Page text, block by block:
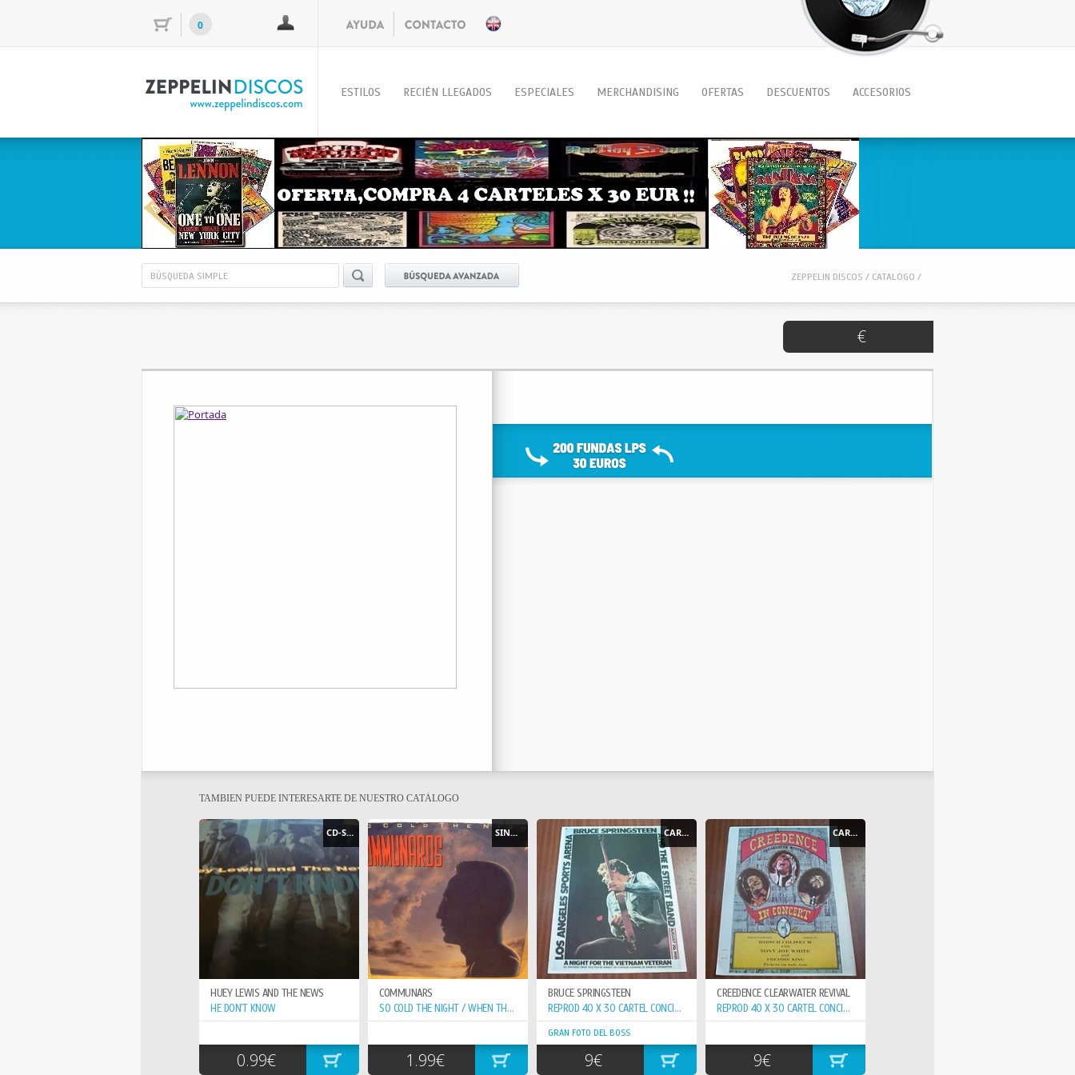
0
ESTILOS RECIÉN LLEGADOS ESPECIALES MERCHANDISING OFERTAS DESCUENTOS ACCESORIOS
ZEPPELIN DISCOS / CATALOGO /
€
TAMBIEN PUEDE INTERESARTE DE NUESTRO CATÁLOGO
CD-SINGLE
HUEY LEWIS AND THE NEWS
HE DON`T KNOW
0.99€
SINGLE
COMMUNARS
SO COLD THE NIGHT / WHEN THE WALLS COME...
1.99€
CARTEL - POSTER
BRUCE SPRINGSTEEN
REPROD 40 X 30 CARTEL CONCIERTO 20-8-81 VETERAN VIETNAN
GRAN FOTO DEL BOSS
9€
CARTEL - POSTER
CREEDENCE CLEARWATER REVIVAL
REPROD 40 X 30 CARTEL CONCIERTO 15-6- ,
9€